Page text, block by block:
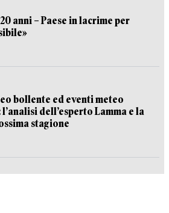
anni – Paese in lacrime per
bollente ed eventi meteo
dell’esperto Lamma e la
stagione